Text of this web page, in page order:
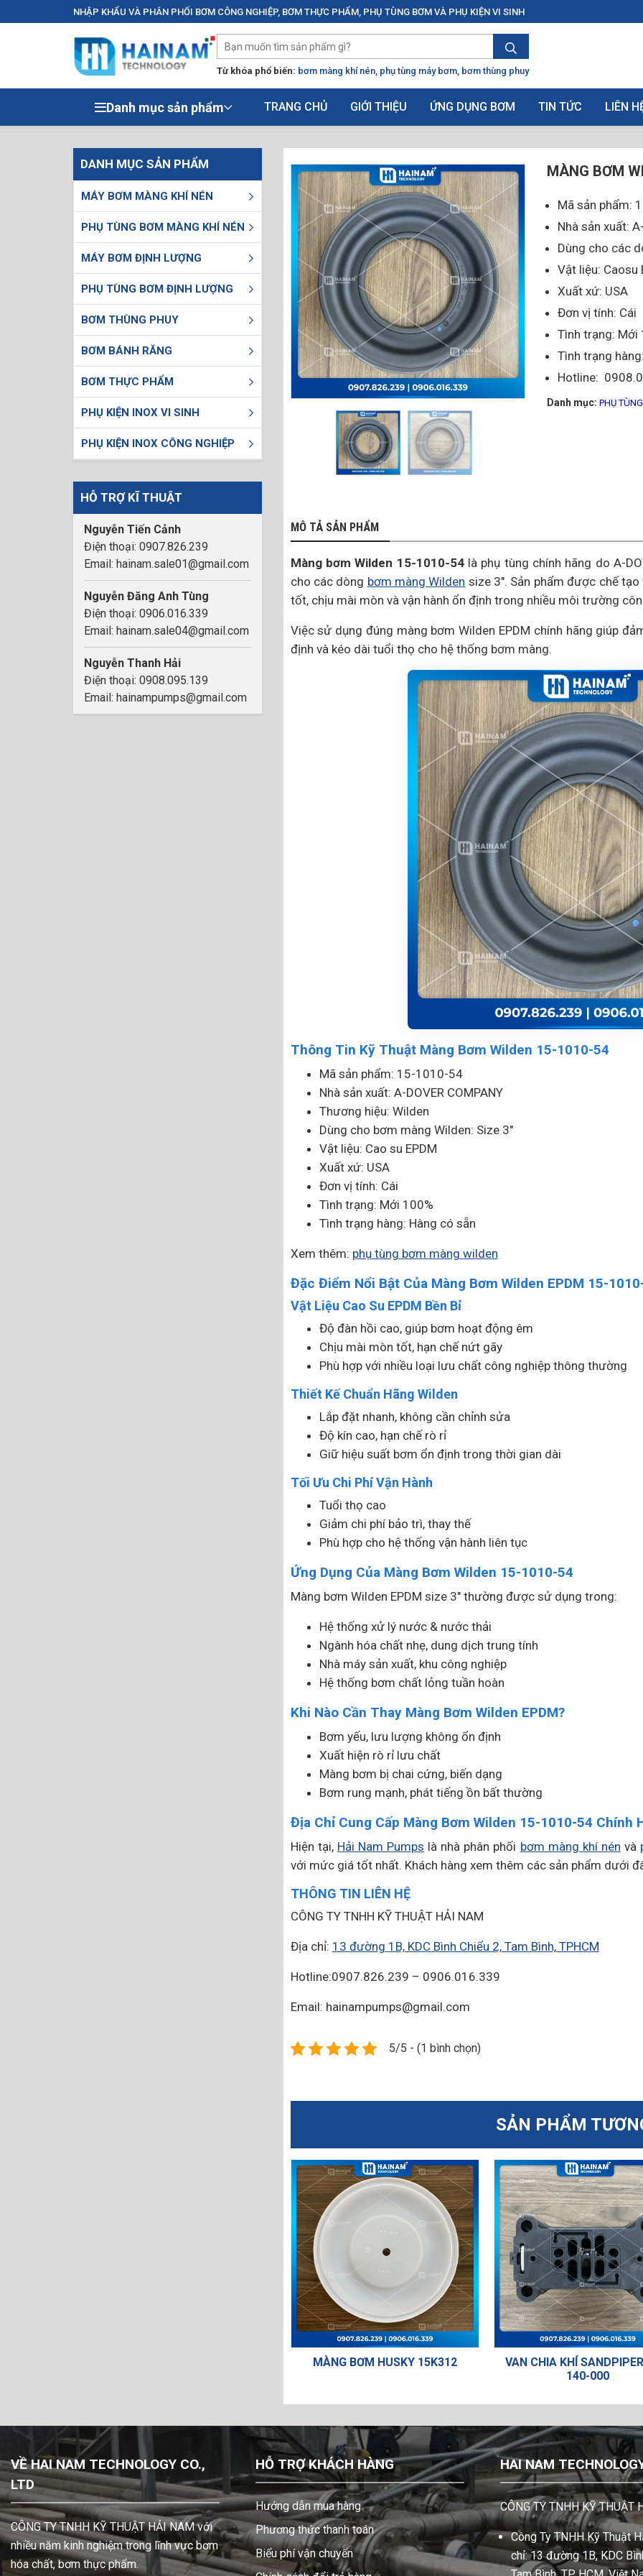
NHẬP KHẨU VÀ PHÂN PHỐI BƠM CÔNG NGHIỆP, BƠM THỰC PHẨM, PHỤ TÙNG BƠM VÀ PHỤ KIỆN VI SINH
Từ khóa phổ biến: bơm màng khí nén phụ tùng máy bơm bơm thùng phuy
Danh mục sản phẩm TRANG CHỦ GIỚI THIỆU ỨNG DỤNG BƠM TIN TỨC LIÊN
DANH MỤC SẢN PHẨM
MÁY BƠM MÀNG KHÍ NÉN
PHỤ TÙNG BƠM MÀNG KHÍ NÉN
MÁY BƠM ĐỊNH LƯỢNG
PHỤ TÙNG BƠM ĐỊNH LƯỢNG
BƠM THÙNG PHUY
BƠM BÁNH RĂNG
BƠM THỰC PHẨM
PHỤ KIỆN INOX VI SINH
PHỤ KIỆN INOX CÔNG NGHIỆP
HỖ TRỢ KĨ THUẬT
Nguyễn Tiến Cảnh
Điện thoại: 0907.826.239
Email: hainam.sale01@gmail.com
Nguyễn Đăng Anh Tùng
Điện thoại: 0906.016.339
Email: hainam.sale04@gmail.com
Nguyễn Thanh Hải
Điện thoại: 0908.095.139
Email: hainampumps@gmail.com
MÀNG BƠM
Mã sản phẩm:
Nhà sản xuất:
Dùng cho các
Vật liệu: Caosu
Xuất xứ: USA
Đơn vị tính: Cái
Tình trạng: Mới
Tình trạng
Hotline:
Danh mục: PHỤ
MÔ TẢ SẢN PHẨM
Màng bơm Wilden 15-1010-54là phụ tùng chính hãng do A-
cho các dòng bơm màng Wilden size 3″. Sản phẩm được chế
tốt, chịu mài mòn và vận hành ổn định trong nhiều môi trường
Việc sử dụng đúng màng bơm Wilden EPDM chính hãng giúp
định và kéo dài tuổi thọ cho hệ thống bơm màng.
Thông Tin Kỹ Thuật Màng Bơm Wilden 15-1010-54
Mã sản phẩm: 15-1010-54
Nhà sản xuất: A-DOVER COMPANY
Thương hiệu: Wilden
Dùng cho bơm màng Wilden: Size 3″
Vật liệu: Cao su EPDM
Xuất xứ: USA
Đơn vị tính: Cái
Tình trạng: Mới 100%
Tình trạng hàng: Hàng có sẵn
Xem thêm: phụ tùng bơm màng wilden
Đặc Điểm Nổi Bật Của Màng Bơm Wilden EPDM 15-
Vật Liệu Cao Su EPDM Bền Bỉ
Độ đàn hồi cao, giúp bơm hoạt động êm
Chịu mài mòn tốt, hạn chế nứt gãy
Phù hợp với nhiều loại lưu chất công nghiệp thông thường
Thiết Kế Chuẩn Hãng Wilden
Lắp đặt nhanh, không cần chỉnh sửa
Độ kín cao, hạn chế rò rỉ
Giữ hiệu suất bơm ổn định trong thời gian dài
Tối Ưu Chi Phí Vận Hành
Tuổi thọ cao
Giảm chi phí bảo trì, thay thế
Phù hợp cho hệ thống vận hành liên tục
Ứng Dụng Của Màng Bơm Wilden 15-1010-54
Màng bơm Wilden EPDM size 3″ thường được sử dụng trong:
Hệ thống xử lý nước & nước thải
Ngành hóa chất nhẹ, dung dịch trung tính
Nhà máy sản xuất, khu công nghiệp
Hệ thống bơm chất lỏng tuần hoàn
Khi Nào Cần Thay Màng Bơm Wilden EPDM?
Bơm yếu, lưu lượng không ổn định
Xuất hiện rò rỉ lưu chất
Màng bơm bị chai cứng, biến dạng
Bơm rung mạnh, phát tiếng ồn bất thường
Địa Chỉ Cung Cấp Màng Bơm Wilden 15-1010-54 Chính
Hiện tại, Hải Nam Pumps là nhà phân phối bơm màng khí nén và
với mức giá tốt nhất. Khách hàng xem thêm các sản phẩm dưới
THÔNG TIN LIÊN HỆ
CÔNG TY TNHH KỸ THUẬT HẢI NAM
Địa chỉ: 13 đường 1B, KDC Bình Chiểu 2, Tam Bình, TPHCM
Hotline:0907.826.239 – 0906.016.339
Email: hainampumps@gmail.com
5/5 - (1 bình chọn)
SẢN PHẨM
VAN CHIA KHÍ SANDPIPER 031-
BỘ AIR KIT 476-
VỀ HAI NAM TECHNOLOGY CO.,
LTD
CÔNG TY TNHH KỸ THUẬT HẢI NAM với
nhiều năm kinh nghiệm trong lĩnh vực bơm
hóa chất, bơm thực phẩm.
HỖ TRỢ KHÁCH HÀNG
Hướng dẫn mua hàng
Phương thức thanh toán
Biểu phí vận chuyển
HAI NAM
CÔNG TY TNHH KỸ THUẬT
Công Ty TNHH Kỹ Thuật
chỉ: 13 đường 1B, KDC